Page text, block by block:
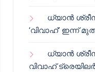
ധ്യാൻ
‘വിവാഹ്’ ഇന്ന്
ധ്യാൻ
വിവാഹ്